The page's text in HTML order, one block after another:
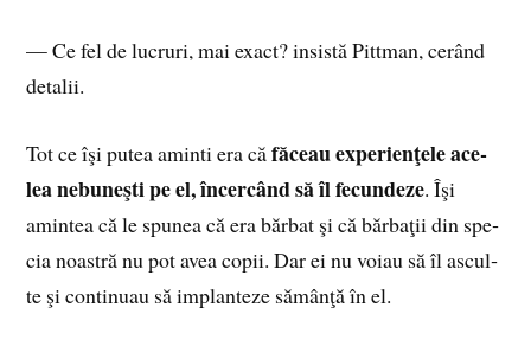
— Ce fel de lu­cruri, mai exact? in­sis­tă Pit­tman, ce­rând
de­ta­lii.
Tot ce îşi pu­tea aminti era căfă­ceau ex­pe­rien­ţe­le ace­
lea ne­bu­neşti pe el, în­cer­când să îl fe­cun­de­ze. Îşi
amin­tea că le spu­nea că era băr­bat şi că băr­ba­ţii din spe­
cia noas­tră nu pot avea co­pii. Dar ei nu vo­iau să îl as­cul­
te şi con­ti­nuau să im­plan­te­ze să­mân­ţă în el.